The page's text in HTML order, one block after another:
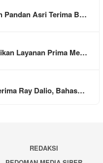
Pandan Asri Terima B…
Layanan Prima Me…
Ray Dalio, Bahas…
REDAKSI